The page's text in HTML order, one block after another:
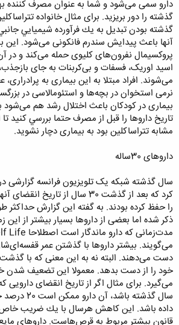
دارو سمی می‌شود و شما به عنوان مصرف کننده
گذشته را دور بریزید. برای مثال خانواده
گذشته بودن تبديل به يك فرآورده شيميايي
آنها باعث پیدایش سندرم فانکونی می‌شود. این
پروکسیمال نفرون‌های کلیوی حمله می‌کند و در
اسید اوریک، فسفات و بی‌کربنات به جای بازجذب،
می‌شوند. افراد مبتلا به این بیماری به
نرمی استخوان در بچه‌ها و استئومالاسی در
بیماری در کودکان باعث اختلال رشد هم می‌شود
تاریخ داروها را قبل از مصرف حتما بررسي کنید
مشابه تتراساکلین بود به بیماری دچار نشوید.
داروهای 30‌ساله
سال گذشته شبکه یک تلویزیون فرانسه گزارشی
کرد که بعد از گذشت 30 سال از
ذکر شده اما بعضی از دارو‌ها بسیار بیشتر از این
می‌گویند. بیشتر داروها با گذشتن عمر
دست می‌دهند. البته نه به این معنی که با
خود را از دست بدهد. معمولا این تضعیف
می‌گیرد. برای مثال اگر از تاریخ انقضای
سال گذشته
داده باشد. اين كاهش هرسال با يك ضريب
قانون بیشتر مربوط به قرص‌هاست. داروهای